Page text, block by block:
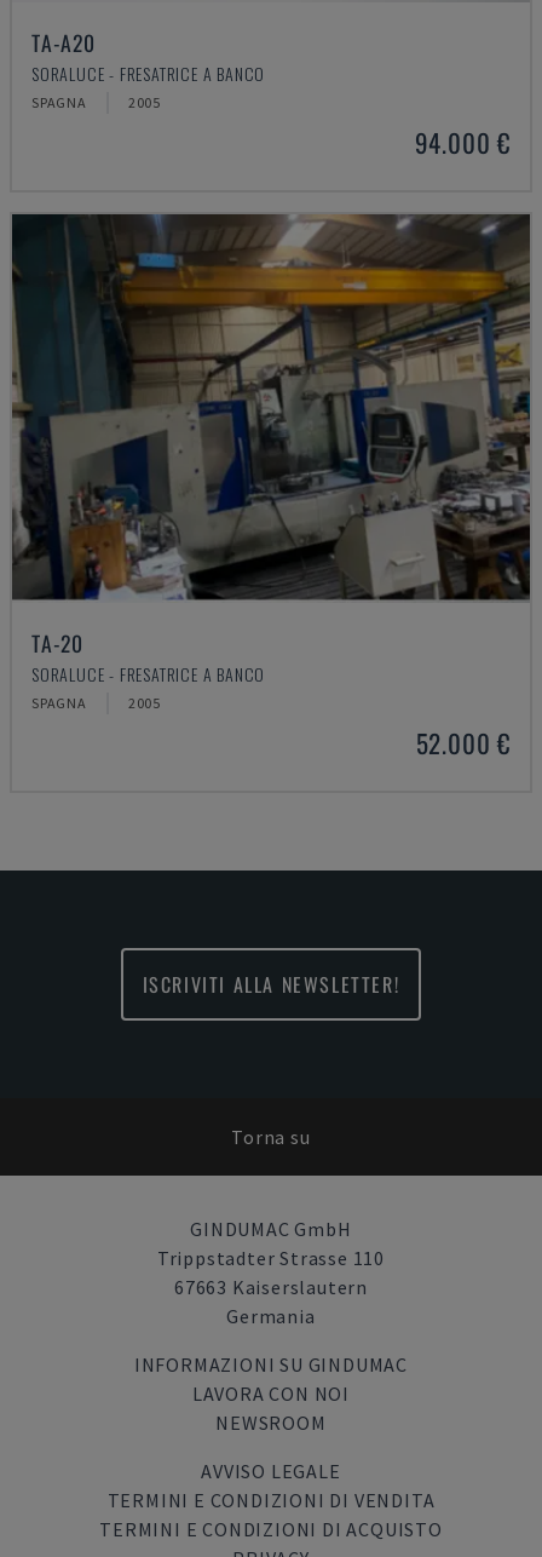
TA-A20
SORALUCE - FRESATRICE A BANCO
SPAGNA 2005
94.000 €
TA-20
SORALUCE - FRESATRICE A BANCO
SPAGNA 2005
52.000 €
ISCRIVITI ALLA NEWSLETTER!
Torna su
GINDUMAC GmbH
Trippstadter Strasse 110
67663 Kaiserslautern
Germania
INFORMAZIONI SU GINDUMAC
LAVORA CON NOI
NEWSROOM
AVVISO LEGALE
TERMINI E CONDIZIONI DI VENDITA
TERMINI E CONDIZIONI DI ACQUISTO